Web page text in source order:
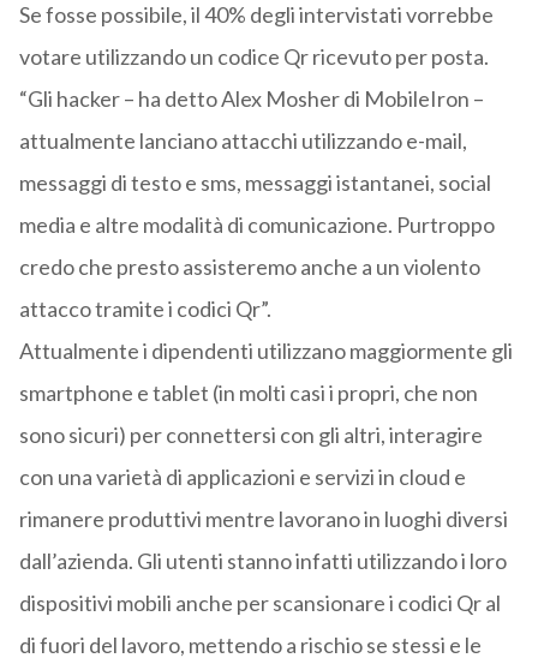
Se fosse possibile, il 40% degli intervistati vorrebbe
votare utilizzando un codice Qr ricevuto per posta.
“Gli hacker – ha detto Alex Mosher di MobileIron –
attualmente lanciano attacchi utilizzando e-mail,
messaggi di testo e sms, messaggi istantanei, social
media e altre modalità di comunicazione. Purtroppo
credo che presto assisteremo anche a un violento
attacco tramite i codici Qr”.
Attualmente i dipendenti utilizzano maggiormente gli
smartphone e tablet (in molti casi i propri, che non
sono sicuri) per connettersi con gli altri, interagire
con una varietà di applicazioni e servizi in cloud e
rimanere produttivi mentre lavorano in luoghi diversi
dall’azienda. Gli utenti stanno infatti utilizzando i loro
dispositivi mobili anche per scansionare i codici Qr al
di fuori del lavoro, mettendo a rischio se stessi e le